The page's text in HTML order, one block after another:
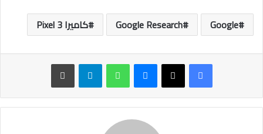
Google
Google Research كاميرا Pixel 3
ماسنجر واتساب تيلقرام